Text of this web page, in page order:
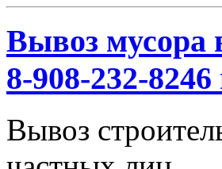
Вывоз мусора
8-908-232-
Вывоз